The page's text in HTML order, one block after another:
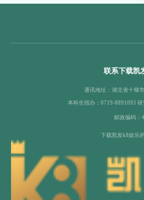
联系下载凯
通讯地址：湖北省十堰
本科生招办：0719-8891093
邮政编码：
下载凯发k8娱乐